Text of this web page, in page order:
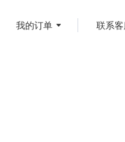
我的订单 联系客